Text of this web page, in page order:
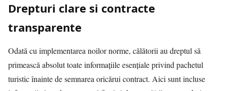
Drepturi clare si contracte
transparente
Odată cu implementarea noilor norme, călătorii au dreptul să
primească absolut toate informațiile esențiale privind pachetul
turistic înainte de semnarea oricărui contract. Aici sunt incluse